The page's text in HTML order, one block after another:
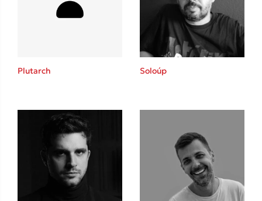
Ιωάννης Γλωσσόπουλος
Ένας γίγαντας στο σχολείο
Plutarch Soloúp